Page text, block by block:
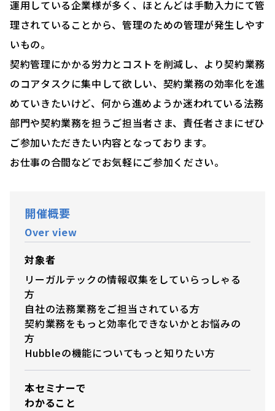
運用している企業様が多く、ほとんどは手動入力にて管
理されていることから、管理のための管理が発生しやす
いもの。
契約管理にかかる労力とコストを削減し、より契約業務
のコアタスクに集中して欲しい、契約業務の効率化を進
めていきたいけど、何から進めようか迷われている法務
部門や契約業務を担うご担当者さま、責任者さまにぜひ
ご参加いただきたい内容となっております。
お仕事の合間などでお気軽にご参加ください。
開催概要
Over view
対象者
リーガルテックの情報収集をしていらっしゃる
方
自社の法務業務をご担当されている方
契約業務をもっと効率化できないかとお悩みの
方
Hubbleの機能についてもっと知りたい方
本セミナーで
わかること